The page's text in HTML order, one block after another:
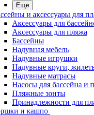
Еще
и аксессуары для
Аксессуары для
Аксессуары для пляжа
Бассейны
Надувная мебель
Надувные игрушки
Надувные круги,
Надувные матрасы
Насосы для бассейна и
Пляжные зонты
Принадлежности для
и кашпо